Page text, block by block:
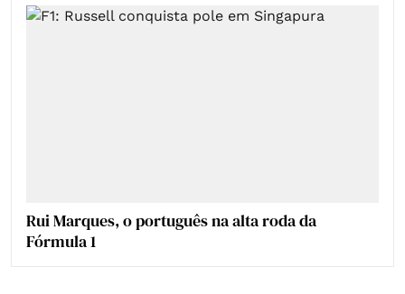
Rui Marques, o português na alta roda da
Fórmula 1